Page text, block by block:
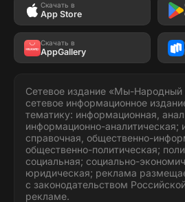
Скачать в
App Store
Скачать в
AppGallery
Сетевое издание «Мы-
сетевое информационное
тематику: информационная,
информационно-аналитическая;
справочная, общественно-
общественно-политическая;
социальная; социально-
юридическая; реклама
с законодательством
рекламе.